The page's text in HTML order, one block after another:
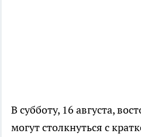
В субботу, 16 августа,
могут столкнуться с